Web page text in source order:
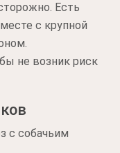
Есть
с крупной
не возник риск
с собачьим